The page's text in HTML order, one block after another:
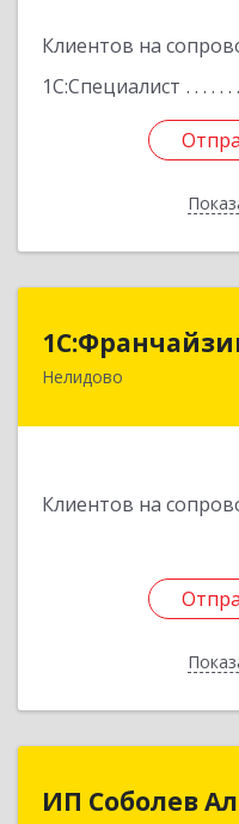
Клиентов на
1С:Специалист
Нелидово
Клиентов на
172527, Тверская
ИП Соболев
ИП Соболев